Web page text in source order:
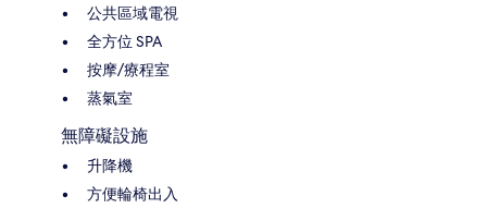
公共區域電視
全方位 SPA
按摩/療程室
蒸氣室
無障礙設施
升降機
方便輪椅出入